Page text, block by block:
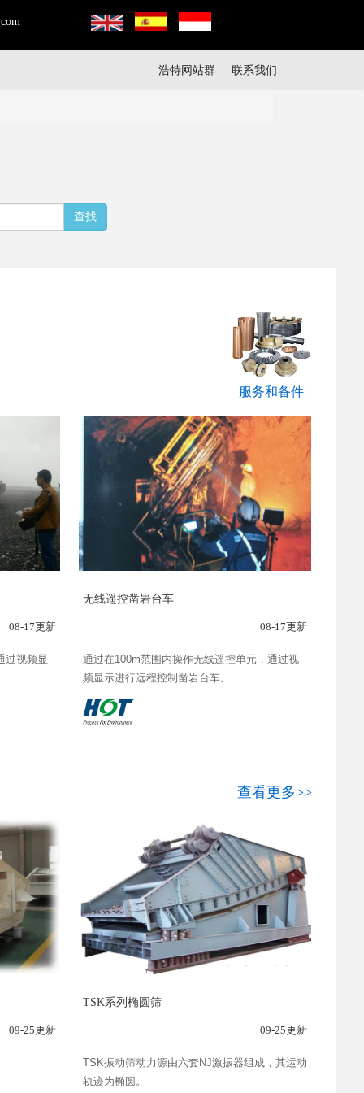
浩特网站群 联系我们
查找
服务和备件
08-17更新
过视频显
无线遥控凿岩台车
08-17更新
通过在100m范围内操作无线遥控单元，通过视
频显示进行远程控制凿岩台车。
查看更多>>
09-25更新
TSK系列椭圆筛
09-25更新
TSK振动筛动力源由六套NJ激振器组成，其运动
轨迹为椭圆。